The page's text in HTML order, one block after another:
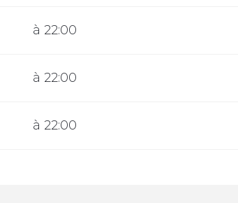
à 22:00
à 22:00
à 22:00